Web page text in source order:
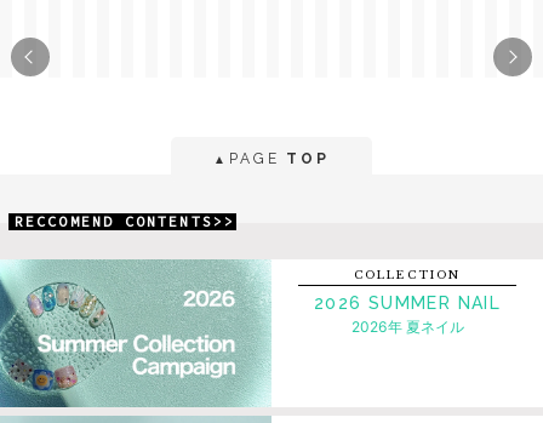
▲ PAGE TOP
RECCOMEND CONTENTS>>
COLLECTION
2026 SUMMER NAIL
2026年 夏ネイル